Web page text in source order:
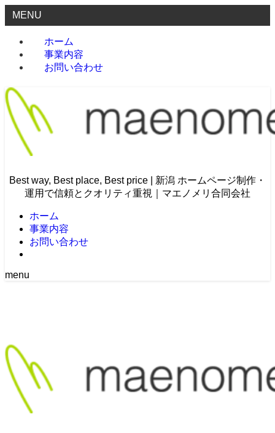
MENU
ホーム
事業内容
お問い合わせ
Best way, Best place, Best price | 新潟 ホームページ制作・
運用で信頼とクオリティ重視｜マエノメリ合同会社
ホーム
事業内容
お問い合わせ
menu